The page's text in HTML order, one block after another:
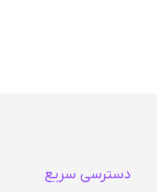
دسترسی سریع